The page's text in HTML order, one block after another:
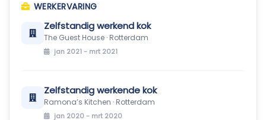
WERKERVARING
Zelfstandig werkend kok
The Guest House · Rotterdam
jan 2021 - mrt 2021
Zelfstandig werkende kok
Ramona’s Kitchen · Rotterdam
jan 2020 - mrt 2020